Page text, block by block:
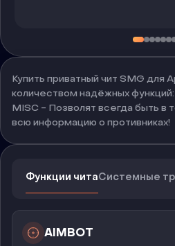
Купить приватный чит SMG для
количеством надёжных функций:
MISC - Позволят всегда быть в
всю информацию о противниках!
Функции читаСистемные
AIMBOT